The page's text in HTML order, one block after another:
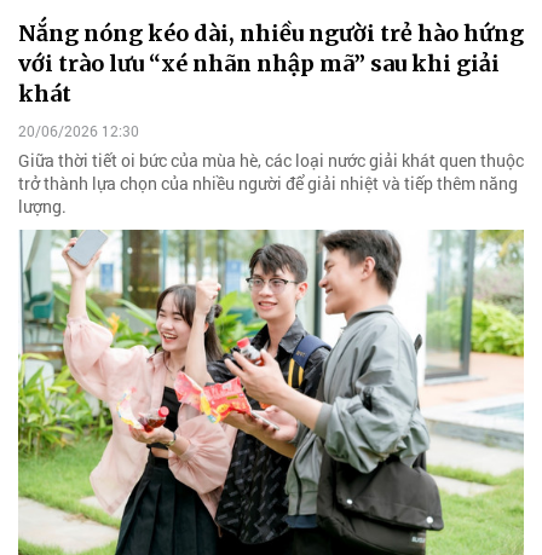
Nắng nóng kéo dài, nhiều người trẻ hào hứng
với trào lưu “xé nhãn nhập mã” sau khi giải
khát
20/06/2026 12:30
Giữa thời tiết oi bức của mùa hè, các loại nước giải khát quen thuộc
trở thành lựa chọn của nhiều người để giải nhiệt và tiếp thêm năng
lượng.